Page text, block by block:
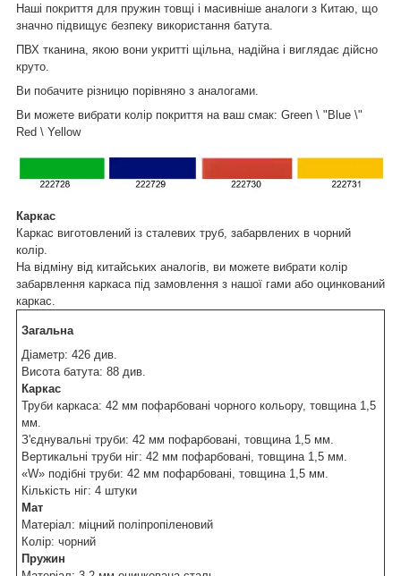
Наші покриття для пружин товщі і масивніше аналоги з Китаю, що
значно підвищує безпеку використання батута.
ПВХ тканина, якою вони укритті щільна, надійна і виглядає дійсно
круто.
Ви побачите різницю порівняно з аналогами.
Ви можете вибрати колір покриття на ваш смак: Green \ "Blue \"
Red \ Yellow
Каркас
Каркас виготовлений із сталевих труб, забарвлених в чорний
колір.
На відміну від китайських аналогів, ви можете вибрати колір
забарвлення каркаса під замовлення з нашої гами або оцинкований
каркас.
Загальна
Діаметр: 426 див.
Висота батута: 88 див.
Каркас
Труби каркаса: 42 мм пофарбовані чорного кольору, товщина 1,5
мм.
З'єднувальні труби: 42 мм пофарбовані, товщина 1,5 мм.
Вертикальні труби ніг: 42 мм пофарбовані, товщина 1,5 мм.
«W» подібні труби: 42 мм пофарбовані, товщина 1,5 мм.
Кількість ніг: 4 штуки
Мат
Матеріал: міцний поліпропіленовий
Колір: чорний
Пружин